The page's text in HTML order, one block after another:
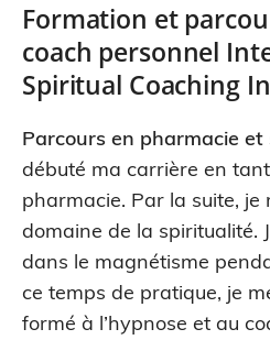
Formation et
coach personnel
Spiritual Coaching
Parcours en pharmacie
débuté ma carrière en
pharmacie. Par la suite, je
domaine de la spiritualité.
dans le magnétisme
ce temps de pratique, je
formé à l’hypnose et au